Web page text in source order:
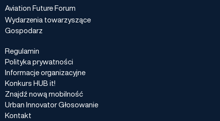
Aviation Future Forum
Wydarzenia towarzyszące
Gospodarz
Regulamin
Polityka prywatności
Informacje organizacyjne
Konkurs HUB it!
Znajdź nową mobilność
Urban Innovator Głosowanie
Kontakt